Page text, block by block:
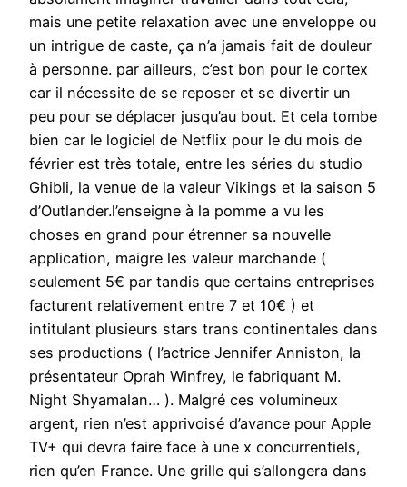
mais une petite relaxation avec une enveloppe ou
un intrigue de caste, ça n’a jamais fait de douleur
à personne. par ailleurs, c’est bon pour le cortex
car il nécessite de se reposer et se divertir un
peu pour se déplacer jusqu’au bout. Et cela tombe
bien car le logiciel de Netflix pour le du mois de
février est très totale, entre les séries du studio
Ghibli, la venue de la valeur Vikings et la saison 5
d’Outlander.l’enseigne à la pomme a vu les
choses en grand pour étrenner sa nouvelle
application, maigre les valeur marchande (
seulement 5€ par tandis que certains entreprises
facturent relativement entre 7 et 10€ ) et
intitulant plusieurs stars trans continentales dans
ses productions ( l’actrice Jennifer Anniston, la
présentateur Oprah Winfrey, le fabriquant M.
Night Shyamalan… ). Malgré ces volumineux
argent, rien n’est apprivoisé d’avance pour Apple
TV+ qui devra faire face à une x concurrentiels,
rien qu’en France. Une grille qui s’allongera dans